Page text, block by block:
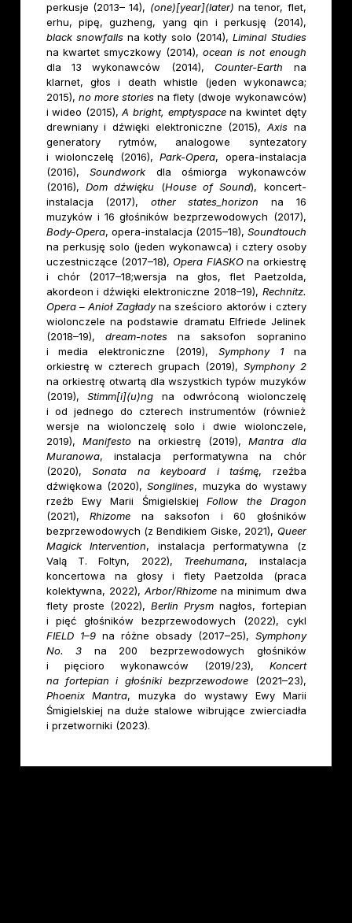
perkusje (2013– 14), (one)[year](later) na tenor, flet,
erhu, pipę, guzheng, yang qin i perkusję (2014),
black snowfallsna kotły solo (2014),Liminal Studies
na kwartet smyczkowy (2014),ocean is not enough
dla 13 wykonawców (2014),Counter-Earth na
klarnet, głos i death whistle (jeden wykonawca;
2015), no more storiesna flety (dwoje wykonawców)
i wideo (2015),A bright, emptyspacena kwintet dęty
drewniany i dźwięki elektroniczne (2015), Axis na
generatory rytmów, analogowe syntezatory
i wiolonczelę (2016),Park-Opera, opera-instalacja
(2016), Soundwork dla ośmiorga wykonawców
(2016), Dom dźwięku (House of Sound), koncert-
instalacja (2017), other states_horizon
na 16
muzyków i 16 głośników bezprzewodowych (2017),
Body-Opera, opera-instalacja (2015–18), Soundtouch
na perkusję solo (jeden wykonawca) i cztery osoby
uczestniczące (2017–18),Opera FIASKOna orkiestrę
i chór (2017–18;wersja na głos, flet Paetzolda,
akordeon i dźwięki elektroniczne 2018–19), Rechnitz.
Opera – Anioł Zagłady na sześcioro aktorów i cztery
wiolonczele na podstawie dramatu Elfriede Jelinek
(2018–19), dream-notes na saksofon sopranino
i media elektroniczne (2019), Symphony 1 na
orkiestrę w czterech grupach (2019), Symphony 2
na orkiestrę otwartą dla wszystkich typów muzyków
(2019),Stimm[i](u)ng na odwróconą wiolonczelę
i od jednego do czterech instrumentów (również
wersje na wiolonczelę solo i dwie wiolonczele,
2019), Manifesto na orkiestrę (2019),Mantra dla
Muranowa, instalacja performatywna na chór
(2020), Sonata na keyboard i taśmę, rzeźba
dźwiękowa (2020),Songlines, muzyka do wystawy
rzeźb Ewy Marii ŚmigielskiejFollow the Dragon
(2021), Rhizome na saksofon i 60 głośników
bezprzewodowych (z Bendikiem Giske, 2021), Queer
Magick Intervention, instalacja performatywna (z
Valą T. Foltyn, 2022), Treehumana, instalacja
koncertowa na głosy i flety Paetzolda (praca
kolektywna, 2022), Arbor/Rhizomena minimum dwa
flety proste (2022), Berlin Prysmnagłos, fortepian
i pięć głośników bezprzewodowych (2022), cykl
FIELD 1–9 na różne obsady (2017–25), Symphony
No. 3 na 200 bezprzewodowych głośników
i pięcioro wykonawców (2019/23), Koncert
na fortepian i głośnikibezprzewodowe (2021–23),
Phoenix Mantra, muzyka do wystawy Ewy Marii
Śmigielskiej na duże stalowe wibrujące zwierciadła
i przetworniki (2023).